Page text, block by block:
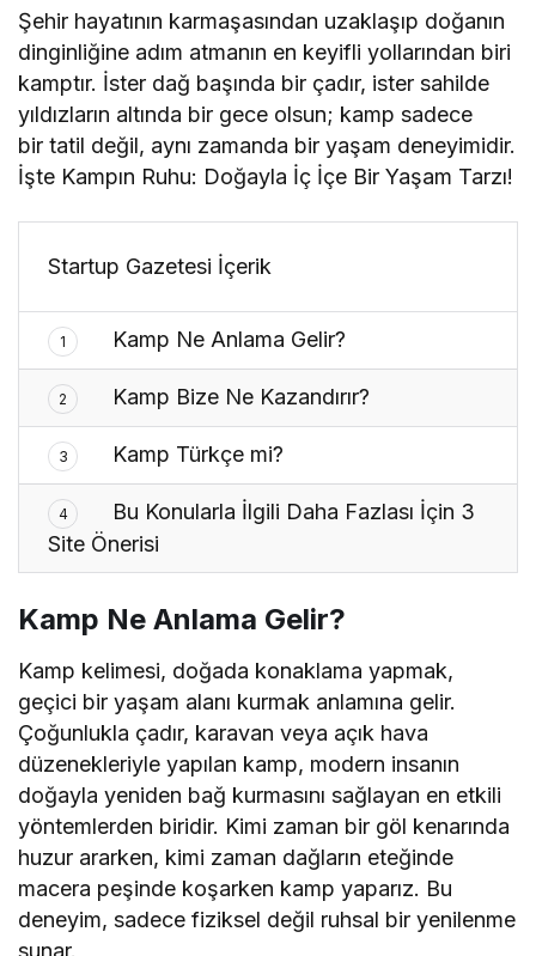
Şehir hayatının karmaşasından uzaklaşıp doğanın
dinginliğine adım atmanın en keyifli yollarından biri
kamptır. İster dağ başında bir çadır, ister sahilde
yıldızların altında bir gece olsun; kamp sadece
bir tatil değil, aynı zamanda bir yaşam deneyimidir.
İşte Kampın Ruhu: Doğayla İç İçe Bir Yaşam Tarzı!
Startup Gazetesi İçerik
1 Kamp Ne Anlama Gelir?
2 Kamp Bize Ne Kazandırır?
3 Kamp Türkçe mi?
4
Bu Konularla İlgili Daha Fazlası İçin 3
Site Önerisi
Kamp Ne Anlama Gelir?
Kamp kelimesi, doğada konaklama yapmak,
geçici bir yaşam alanı kurmak anlamına gelir.
Çoğunlukla çadır, karavan veya açık hava
düzenekleriyle yapılan kamp, modern insanın
doğayla yeniden bağ kurmasını sağlayan en etkili
yöntemlerden biridir. Kimi zaman bir göl kenarında
huzur ararken, kimi zaman dağların eteğinde
macera peşinde koşarken kamp yaparız. Bu
deneyim, sadece fiziksel değil ruhsal bir yenilenme
sunar.